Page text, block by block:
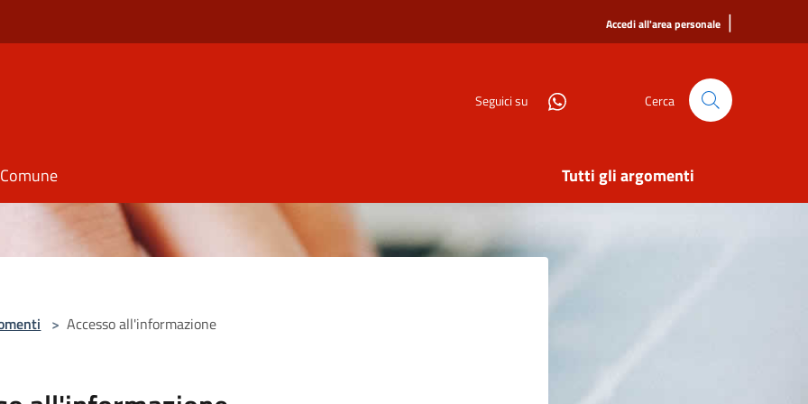
Accedi all'area personale |
Seguici su Cerca
Tutti gli argomenti
> Accesso all'informazione